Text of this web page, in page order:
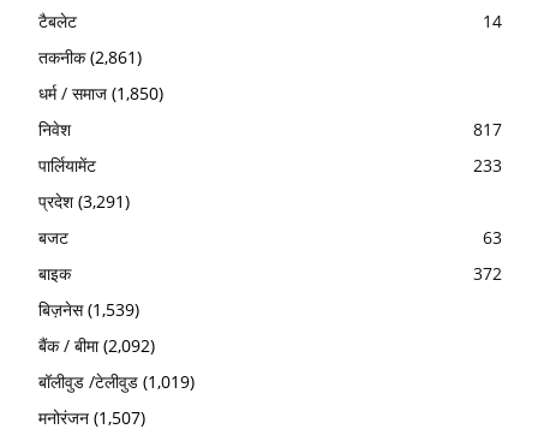
टैबलेट
14
तकनीक(2,861)
धर्म / समाज (1,850)
निवेश
817
पार्लियामेंट
233
प्रदेश(3,291)
बजट
63
बाइक
372
बिज़नेस(1,539)
बैंक / बीमा(2,092)
बॉलीवुड /टेलीवुड (1,019)
मनोरंजन (1,507)